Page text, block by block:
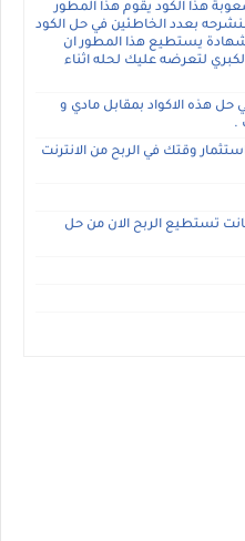
هذا الكود يقوم هذا المطور
بعدد الخاطئين في حل الكود
يستطيع هذا المطور ان
لتعرضه عليك لحله اثناء
هذه الاكواد بمقابل مادي و
.
وقتك في الربح من الانترنت
تستطيع الربح الان من حل